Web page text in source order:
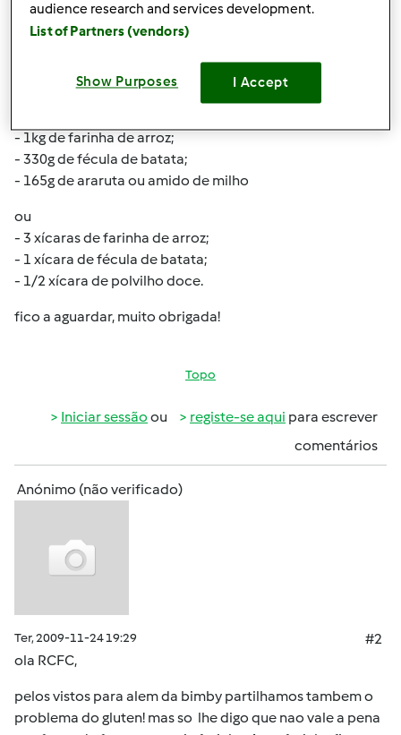
tirei duas receitas da net que estão em varios sites, mas
já agora transcrevo o que encontrei:
- 1kg de farinha de arroz;
- 330g de fécula de batata;
- 165g de araruta ou amido de milho
ou
- 3 xícaras de farinha de arroz;
- 1 xícara de fécula de batata;
- 1/2 xícara de polvilho doce.
fico a aguardar, muito obrigada!
Topo
Iniciar sessão ou registe-se aqui para escrever
comentários
Anónimo (não verificado)
Ter, 2009-11-24 19:29
#2
ola RCFC,
pelos vistos para alem da bimby partilhamos tambem o
problema do gluten! mas so lhe digo que nao vale a pena
audience research and services development.
List of Partners (vendors)
Show Purposes I Accept